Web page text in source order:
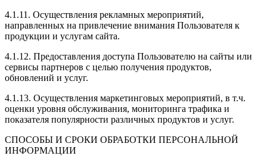
4.1.11. Осуществления рекламных мероприятий,
направленных на привлечение внимания Пользователя к
продукции и услугам сайта.
4.1.12. Предоставления доступа Пользователю на сайты или
сервисы партнеров с целью получения продуктов,
обновлений и услуг.
4.1.13. Осуществления маркетинговых мероприятий, в т.ч.
оценки уровня обслуживания, мониторинга трафика и
показателя популярности различных продуктов и услуг.
СПОСОБЫ И СРОКИ ОБРАБОТКИ ПЕРСОНАЛЬНОЙ
ИНФОРМАЦИИ